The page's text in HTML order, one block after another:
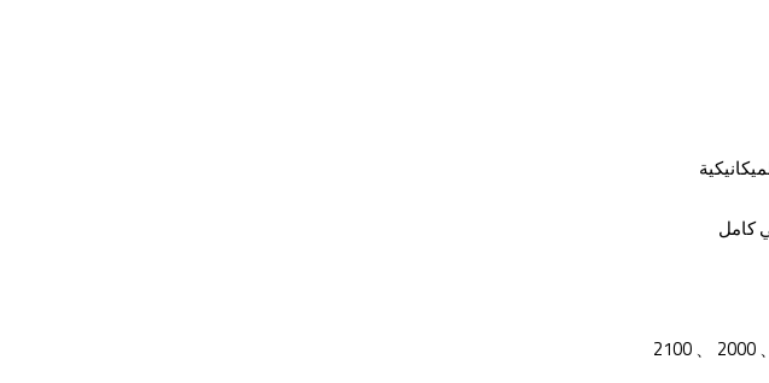
كامل
、
2000
、
2100